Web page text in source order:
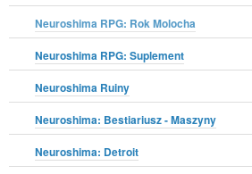
Neuroshima RPG: Rok Molocha
Neuroshima RPG: Suplement
Neuroshima Ruiny
Neuroshima: Bestiariusz - Maszyny
Neuroshima: Detroit